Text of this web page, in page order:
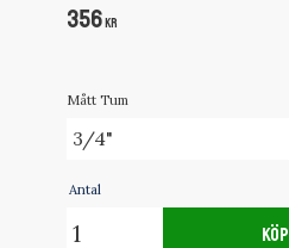
356KR
Mått Tum
Antal
KÖP